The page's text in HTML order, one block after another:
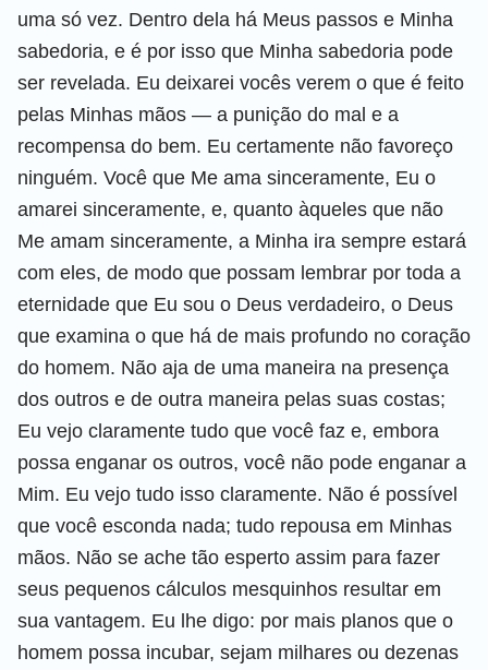
uma só vez. Dentro dela há Meus passos e Minha
sabedoria, e é por isso que Minha sabedoria pode
ser revelada. Eu deixarei vocês verem o que é feito
pelas Minhas mãos — a punição do mal e a
recompensa do bem. Eu certamente não favoreço
ninguém. Você que Me ama sinceramente, Eu o
amarei sinceramente, e, quanto àqueles que não
Me amam sinceramente, a Minha ira sempre estará
com eles, de modo que possam lembrar por toda a
eternidade que Eu sou o Deus verdadeiro, o Deus
que examina o que há de mais profundo no coração
do homem. Não aja de uma maneira na presença
dos outros e de outra maneira pelas suas costas;
Eu vejo claramente tudo que você faz e, embora
possa enganar os outros, você não pode enganar a
Mim. Eu vejo tudo isso claramente. Não é possível
que você esconda nada; tudo repousa em Minhas
mãos. Não se ache tão esperto assim para fazer
seus pequenos cálculos mesquinhos resultar em
sua vantagem. Eu lhe digo: por mais planos que o
homem possa incubar, sejam milhares ou dezenas